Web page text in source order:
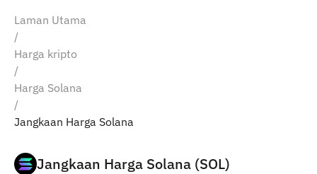
Laman Utama
/
Harga kripto
/
Harga Solana
/
Jangkaan Harga Solana
Jangkaan Harga Solana (SOL)